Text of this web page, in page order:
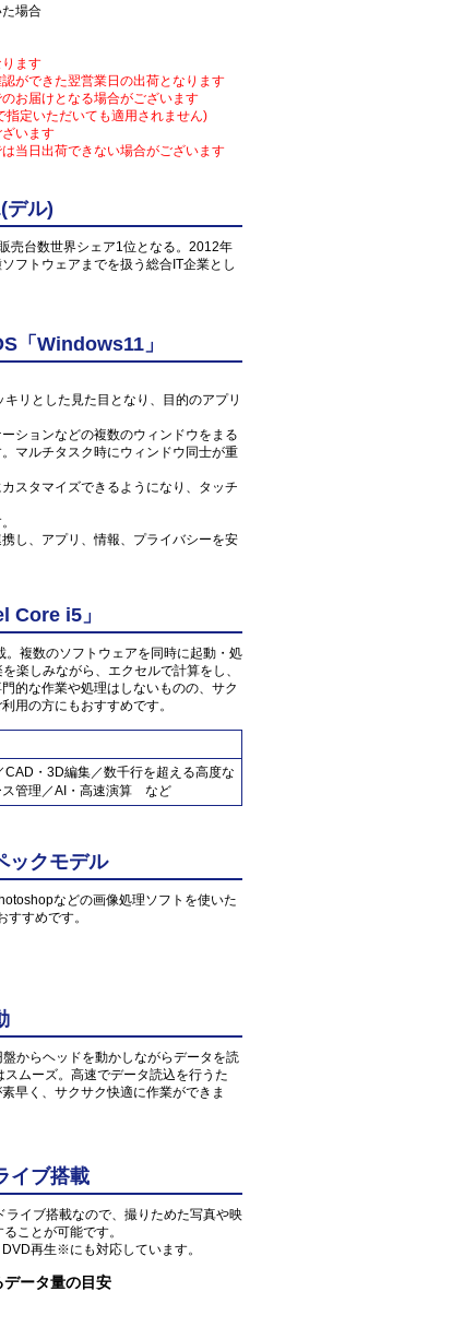
場合
ます
ができた翌営業日の出荷となります
お届けとなる場合がございます
定いただいても適用されません)
います
当日出荷できない場合がございます
デル)
売台数世界シェア1位となる。2012年
フトウェアまでを扱う総合IT企業とし
「Windows11」
リとした見た目となり、目的のアプリ
ションなどの複数のウィンドウをまる
マルチタスク時にウィンドウ同士が重
スタマイズできるようになり、タッチ
し、アプリ、情報、プライバシーを安
Core i5」
複数のソフトウェアを同時に起動・処
楽しみながら、エクセルで計算をし、
的な作業や処理はしないものの、サク
用の方にもおすすめです。
・3D編集／数千行を超える高度な
ス管理／AI・高速演算 など
ックモデル
などの画像処理ソフトを使いた
すめです。
からヘッドを動かしながらデータを読
ムーズ。高速でデータ読込を行うた
早く、サクサク快適に作業ができま
イブ搭載
イブ搭載なので、撮りためた写真や映
ことが可能です。
再生※にも対応しています。
ータ量の目安